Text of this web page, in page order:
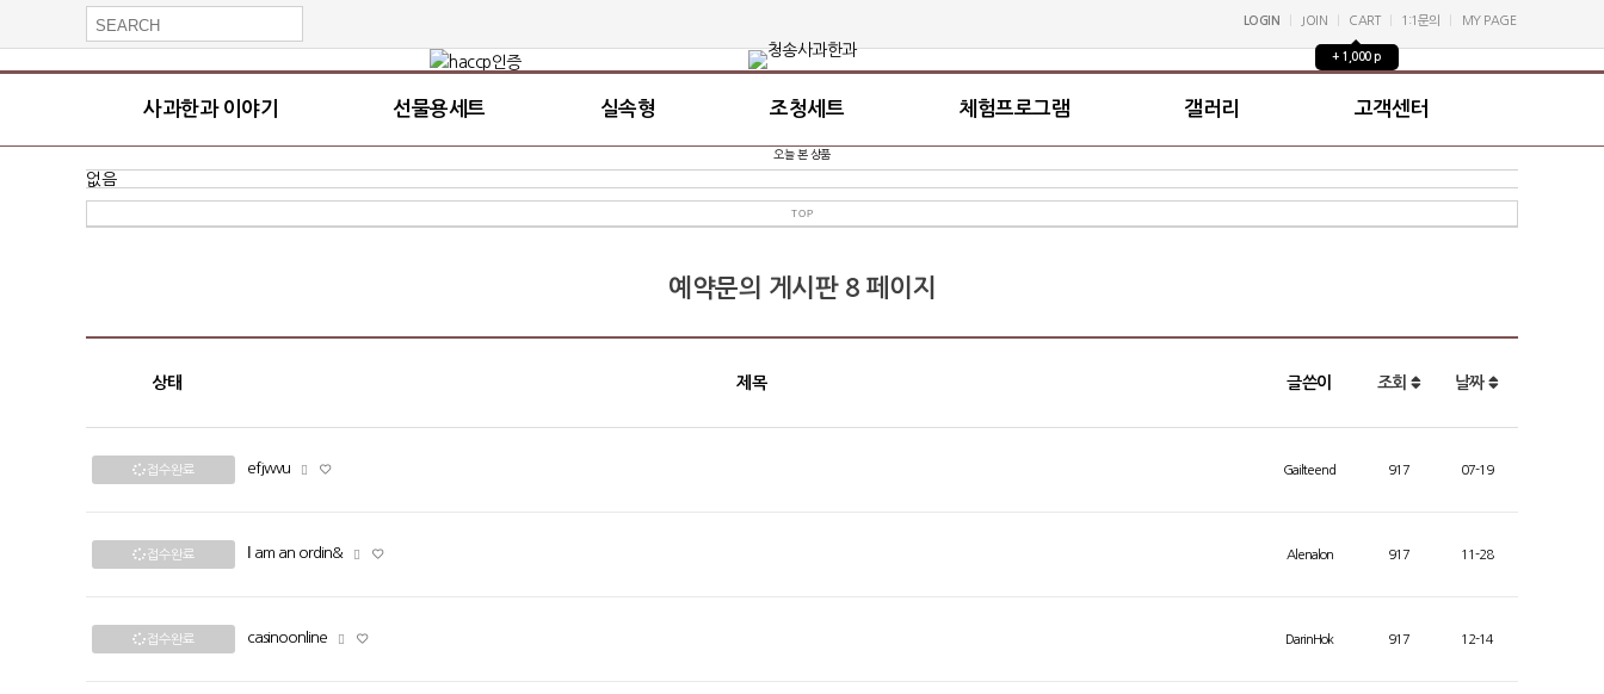
LOGIN JOIN CART 1:1문의 MY PAGE
+ 1,000 p
사과한과 이야기 선물용세트 실속형 조청세트 체험프로그램 갤러리 고객센터
오늘 본 상품
없음
TOP
예약문의 게시판 8 페이지
상태 제목 글쓴이 조회 날짜
접수완료 efjwvu Gailteend 917 07-19
접수완료 Ι am an ordin& Alenalon 917 11-28
접수완료 casinoonline DarinHok 917 12-14